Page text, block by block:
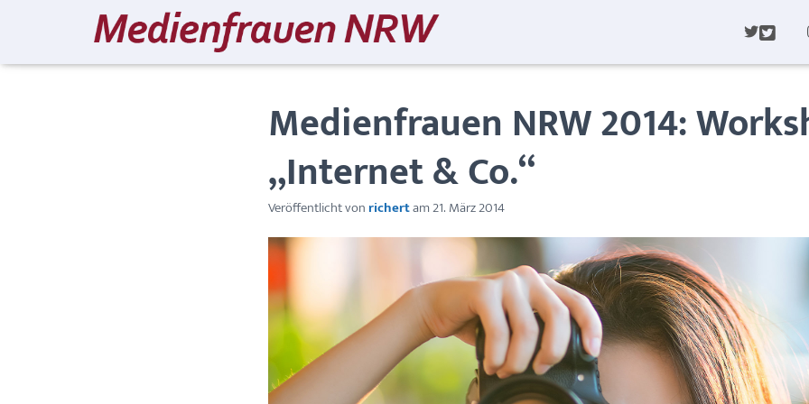
I
E
R
Medienfrauen NRW 2014:
„Internet & Co.“
Veröffentlicht von richertam21. März 2014